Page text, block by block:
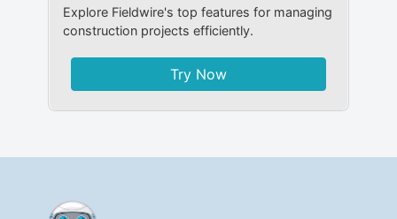
Explore Fieldwire's top features for managing
construction projects efficiently.
Try Now